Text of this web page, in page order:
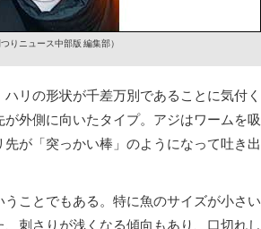
つりニュース中部版 編集部）
リの形状が千差万別であることに気付く
外側に向いたタイプ。アジはワームを吸
が「突っかい棒」のようになって吐き出
ことでもある。特に魚のサイズが小さい
刺さりが浅くなる傾向もあり、口切れし